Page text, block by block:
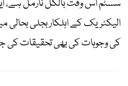
سسٹم اس وقت بالکل نارمل ہے،
الیکٹریک کے اہلکار بجلی
کی وجوہات کی بھی تحقیقات کی